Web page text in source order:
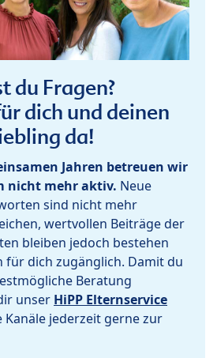
du Fragen?
dich und deinen
da!
Jahren betreuen wir
nicht mehr aktiv. Neue
sind nicht mehr
wertvollen Beiträge der
bleiben jedoch bestehen
für dich zugänglich. Damit du
Beratung
unser HiPP Elternservice
Kanäle jederzeit gerne zur